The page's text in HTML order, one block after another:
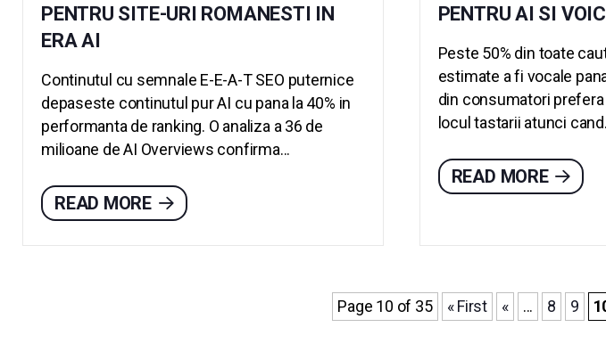
PENTRU SITE-URI ROMANESTI IN
ERA AI
Continutul cu semnale E-E-A-T SEO puternice
depaseste continutul pur AI cu pana la 40% in
performanta de ranking. O analiza a 36 de
milioane de AI Overviews confirma...
READ MORE
PENTRU AI SI
Peste 50% din toate
estimate a fi vocale
din consumatori
locul tastarii atunci
READ MORE
Page 10 of 35 « First « ... 8 9